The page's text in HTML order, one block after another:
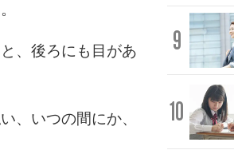
、後ろにも目があ
、いつの間にか、
9
10